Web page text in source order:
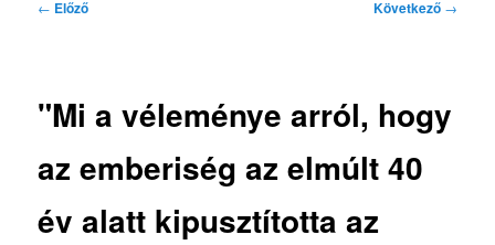
Bejegyzés
← Előző Következő →
"Mi a véleménye arról, hogy
az emberiség az elmúlt 40
év alatt kipusztította az